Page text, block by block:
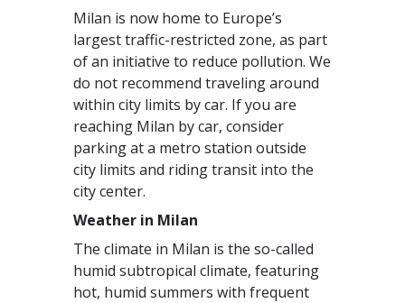
Milan is now home to Europe’s
largest traffic-restricted zone, as part
of an initiative to reduce pollution. We
do not recommend traveling around
within city limits by car. If you are
reaching Milan by car, consider
parking at a metro station outside
city limits and riding transit into the
city center.
Weather in Milan
The climate in Milan is the so-called
humid subtropical climate, featuring
hot, humid summers with frequent